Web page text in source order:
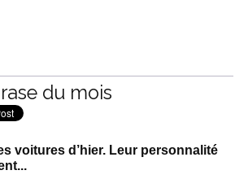
du mois
voitures d’hier. Leur personnalité